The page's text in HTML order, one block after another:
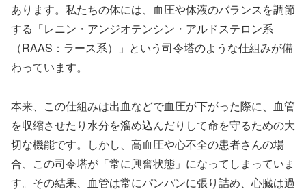
あります。私たちの体には、血圧や体液のバランスを調節
する「レニン・アンジオテンシン・アルドステロン系
（RAAS：ラース系）」という司令塔のような仕組みが備
わっています。
本来、この仕組みは出血などで血圧が下がった際に、血管
を収縮させたり水分を溜め込んだりして命を守るための大
切な機能です。しかし、高血圧や心不全の患者さんの場
合、この司令塔が「常に興奮状態」になってしまっていま
す。その結果、血管は常にパンパンに張り詰め、心臓は過